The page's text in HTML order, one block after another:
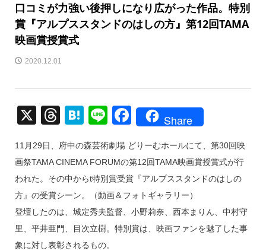
口コミが力強い後押しになり広がった作品。特別
賞『アルプススタンドのはしの方』第12回TAMA
映画賞授賞式
2020.12.01
X
T
e
a
d
s
H
e
n
Li
e
F
c
e
b
o
o
Share
11月29日、府中の森芸術劇場 どりーむホールにて、第30回映
画祭TAMA CINEMA FORUMの第12回TAMA映画賞授賞式が行
われた。その中からt特別賞受賞『アルプススタンドのはしの
方』の受賞シーン。（動画＆フォトギャラリー）
登壇したのは、城定秀夫監督、小野莉奈、西本まりん、中村守
里、平井亜門、目次立樹。特別賞は、映画ファンを魅了した事
象に対し表彰されるもの。